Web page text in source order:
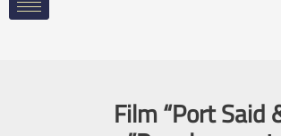
Film “Port Said